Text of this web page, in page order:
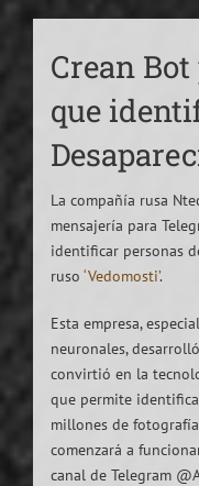
Crean
que
La compañía rusa
mensajería para
identificar personas
ruso ‘Vedomosti’.
Esta empresa,
neuronales,
convirtió en la
que permite
millones de
comenzará a
canal de Telegram